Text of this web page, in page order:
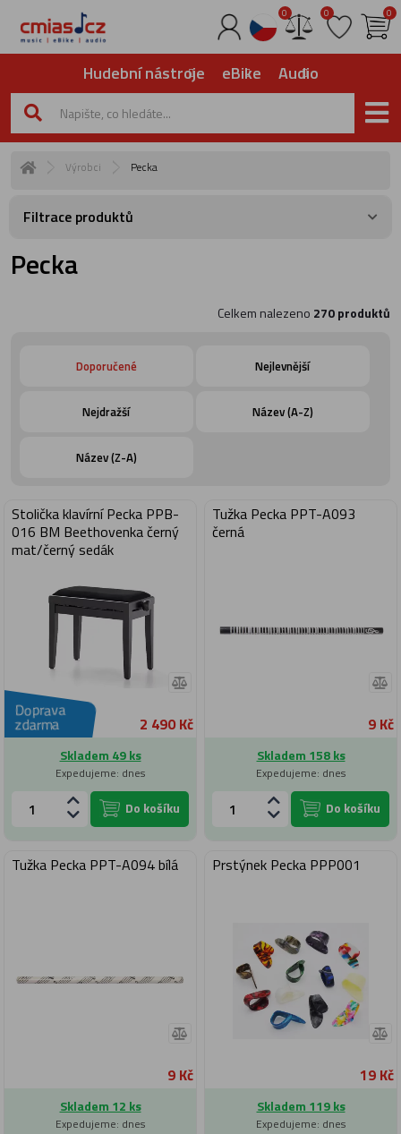
0 0 0
Hudební nástroje eBike Audio
Výrobci Pecka
Filtrace produktů
Pecka
Celkem nalezeno 270 produktů
Doporučené Nejlevnější
Nejdražší Název (A-Z)
Název (Z-A)
Stolička klavírní Pecka PPB-
016 BM Beethovenka černý
mat/černý sedák
Doprava
zdarma 2 490 Kč
Skladem 49 ks
Expedujeme: dnes
Do košíku
Tužka Pecka PPT-A093
černá
9 Kč
Skladem 158 ks
Expedujeme: dnes
Do košíku
Tužka Pecka PPT-A094 bílá
9 Kč
Skladem 12 ks
Expedujeme: dnes
Prstýnek Pecka PPP001
19 Kč
Skladem 119 ks
Expedujeme: dnes